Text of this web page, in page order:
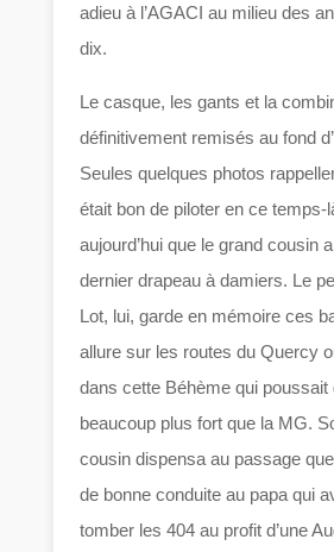
adieu à l’AGACI au milieu des
dix.
Le casque, les gants et la
définitivement remisés au fond
Seules quelques photos
était bon de piloter en ce temps-
aujourd’hui que le grand cousin
dernier drapeau à damiers. Le
Lot, lui, garde en mémoire ces
allure sur les routes du Quercy
dans cette Béhème qui poussait
beaucoup plus fort que la MG.
cousin dispensa au passage
de bonne conduite au papa qui
tomber les 404 au profit d’une